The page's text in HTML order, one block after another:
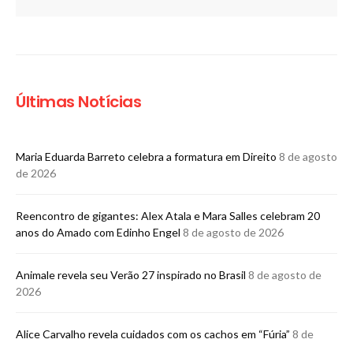
Últimas Notícias
Maria Eduarda Barreto celebra a formatura em Direito 8 de agosto
de 2026
Reencontro de gigantes: Alex Atala e Mara Salles celebram 20
anos do Amado com Edinho Engel 8 de agosto de 2026
Animale revela seu Verão 27 inspirado no Brasil 8 de agosto de
2026
Alice Carvalho revela cuidados com os cachos em “Fúria” 8 de